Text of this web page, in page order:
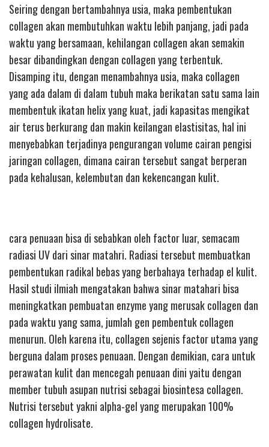
Seiring dengan bertambahnya usia, maka pembentukan
collagen akan membutuhkan waktu lebih panjang, jadi pada
waktu yang bersamaan, kehilangan collagen akan semakin
besar dibandingkan dengan collagen yang terbentuk.
Disamping itu, dengan menambahnya usia, maka collagen
yang ada dalam di dalam tubuh maka berikatan satu sama lain
membentuk ikatan helix yang kuat, jadi kapasitas mengikat
air terus berkurang dan makin keilangan elastisitas, hal ini
menyebabkan terjadinya pengurangan volume cairan pengisi
jaringan collagen, dimana cairan tersebut sangat berperan
pada kehalusan, kelembutan dan kekencangan kulit.
cara penuaan bisa di sebabkan oleh factor luar, semacam
radiasi UV dari sinar matahri. Radiasi tersebut membuatkan
pembentukan radikal bebas yang berbahaya terhadap el kulit.
Hasil studi ilmiah mengatakan bahwa sinar matahari bisa
meningkatkan pembuatan enzyme yang merusak collagen dan
pada waktu yang sama, jumlah gen pembentuk collagen
menurun. Oleh karena itu, collagen sejenis factor utama yang
berguna dalam proses penuaan. Dengan demikian, cara untuk
perawatan kulit dan mencegah penuaan dini yaitu dengan
member tubuh asupan nutrisi sebagai biosintesa collagen.
Nutrisi tersebut yakni alpha-gel yang merupakan 100%
collagen hydrolisate.